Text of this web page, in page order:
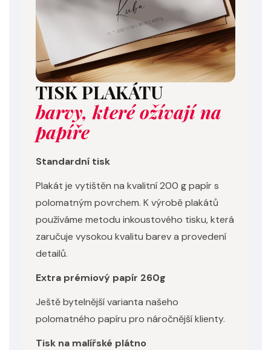
TISK PLAKÁTU
barvy, které ožívají na
papíře
Standardní tisk
Plakát je vytištěn na kvalitní 200 g papír s
polomatným povrchem. K výrobě plakátů
používáme metodu inkoustového tisku, která
zaručuje vysokou kvalitu barev a provedení
detailů.
Extra prémiový papír 260g
Ještě bytelnější varianta našeho
polomatného papíru pro náročnější klienty.
Tisk na malířské plátno